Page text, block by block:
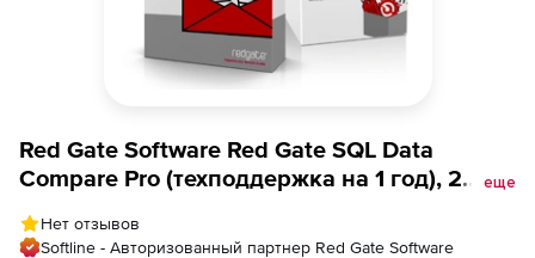
Red Gate Software Red Gate SQL Data
Compare Pro (техподдержка на 1 год), 2
еще
Нет отзывов
Softline - Авторизованный партнер Red Gate Software